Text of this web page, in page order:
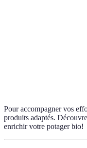
Pour accompagner vos
produits adaptés.
enrichir votre potager bio!